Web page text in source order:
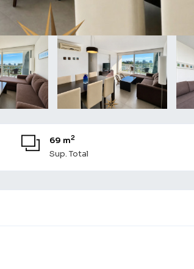
69 m2
Sup. Total